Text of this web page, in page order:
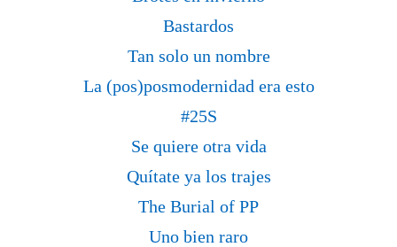
Bastardos
Tan solo un nombre
La (pos)posmodernidad era esto
#25S
Se quiere otra vida
Quítate ya los trajes
The Burial of PP
Uno bien raro